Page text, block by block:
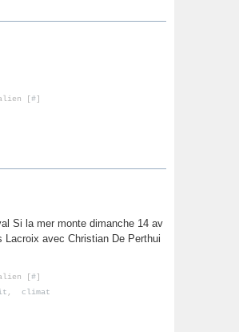
[#]
Si la mer monte dimanche 14 av
avec Christian De Perthui
[#]
, climat